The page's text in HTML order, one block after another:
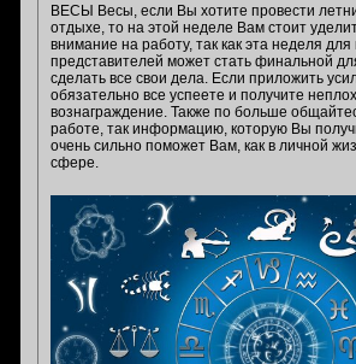
ВЕСЫ Весы, если Вы хотите провести
отдыхе, то на этой неделе Вам стоит
внимание на работу, так как эта неделя
представителей может стать финальной
сделать все свои дела. Если приложить
обязательно все успеете и получите
вознаграждение. Также по больше
работе, так информацию, которую Вы
очень сильно поможет Вам, как в личной
сфере.